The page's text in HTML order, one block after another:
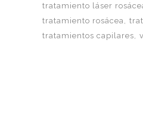
tratamiento láser
tratamiento rosácea
tratamientos capilares